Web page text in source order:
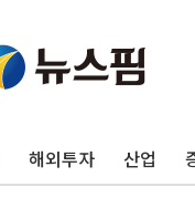
해외투자 산업
포항시 재난예산 40
울진·영덕 '호우특
인천 합동연설회 나
김민석, 2주차 제주·